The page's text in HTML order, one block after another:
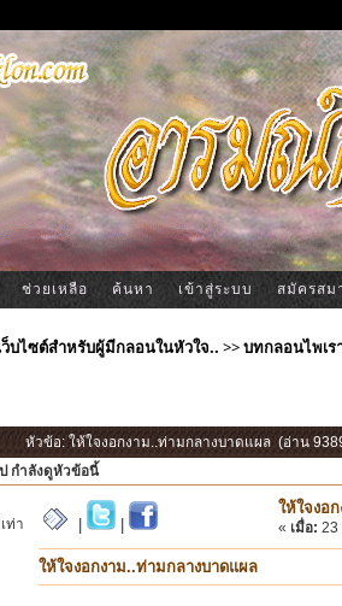
ช่วยเหลือ ค้นหา เข้าสู่ระบบ สมัครสม
บไซต์สำหรับผู้มีกลอนในหัวใจ.. >>บทกลอนไพเร
หัวข้อ: ให้ใจงอกงาม..ท่ามกลางบาดแผล (อ่าน
กำลังดูหัวข้อนี้
ท่า
ให้ใจงอ
« เมื่อ: 23
ให้ใจงอกงาม..ท่ามกลางบาดแผล